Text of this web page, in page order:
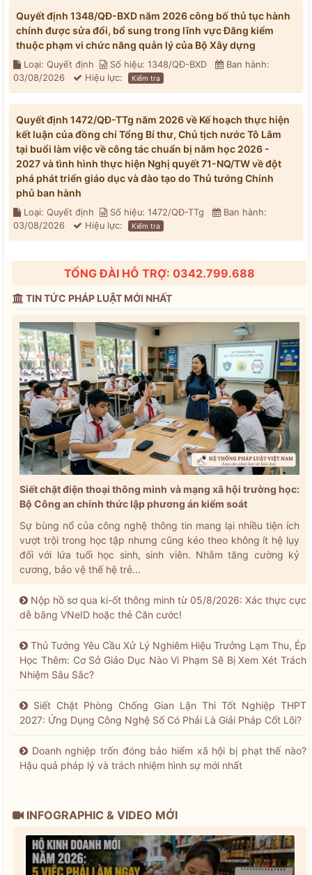
Quyết định 1348/QĐ-BXD năm 2026 công bố thủ tục hành
chính được sửa đổi, bổ sung trong lĩnh vực Đăng kiểm
thuộc phạm vi chức năng quản lý của Bộ Xây dựng
Loại: Quyết định Số hiệu: 1348/QĐ-BXD
Ban hành:
03/08/2026
Hiệu lực: Kiểm tra
Quyết định 1472/QĐ-TTg năm 2026 về Kế hoạch thực hiện
kết luận của đồng chí Tổng Bí thư, Chủ tịch nước Tô Lâm
tại buổi làm việc về công tác chuẩn bị năm học 2026 -
2027 và tình hình thực hiện Nghị quyết 71-NQ/TW về đột
phá phát triển giáo dục và đào tạo do Thủ tướng Chính
phủ ban hành
Loại: Quyết định Số hiệu: 1472/QĐ-TTg
Ban hành:
03/08/2026
Hiệu lực: Kiểm tra
TỔNG ĐÀI HỖ TRỢ: 0342.799.688
TIN TỨC PHÁP LUẬT MỚI NHẤT
Siết chặt điện thoại thông minh và mạng xã hội trường học:
Bộ Công an chính thức lập phương án kiểm soát
Sự bùng nổ của công nghệ thông tin mang lại nhiều tiện ích
vượt trội trong học tập nhưng cũng kéo theo không ít hệ lụy
đối với lứa tuổi học sinh, sinh viên. Nhằm tăng cường kỷ
cương, bảo vệ thế hệ trẻ...
Nộp hồ sơ qua ki-ốt thông minh từ 05/8/2026: Xác thực cực
dễ bằng VNeID hoặc thẻ Căn cước!
Thủ Tướng Yêu Cầu Xử Lý Nghiêm Hiệu Trưởng Lạm Thu, Ép
Học Thêm: Cơ Sở Giáo Dục Nào Vi Phạm Sẽ Bị Xem Xét Trách
Nhiệm Sâu Sắc?
Siết Chặt Phòng Chống Gian Lận Thi Tốt Nghiệp THPT
2027: Ứng Dụng Công Nghệ Số Có Phải Là Giải Pháp Cốt Lõi?
Doanh nghiệp trốn đóng bảo hiểm xã hội bị phạt thế nào?
Hậu quả pháp lý và trách nhiệm hình sự mới nhất
INFOGRAPHIC & VIDEO MỚI